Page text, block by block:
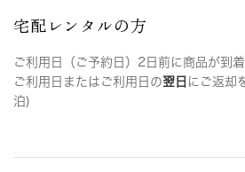
宅配レンタルの方
ご利用日（ご予約日）2日前に商品が到着
ご利用日またはご利用日の翌日 にご返却
泊)